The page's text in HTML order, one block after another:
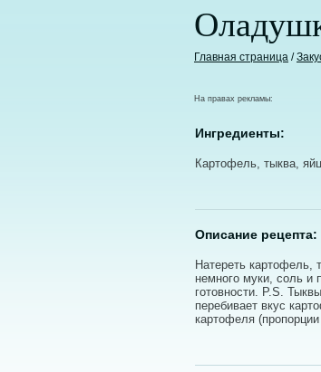
Главная страница /
На правах рекламы:
Ингредиенты:
Картофель, тыква,
Описание рецепта:
Натереть картофель,
немного муки, соль и
готовности. P.S.
перебивает вкус
картофеля